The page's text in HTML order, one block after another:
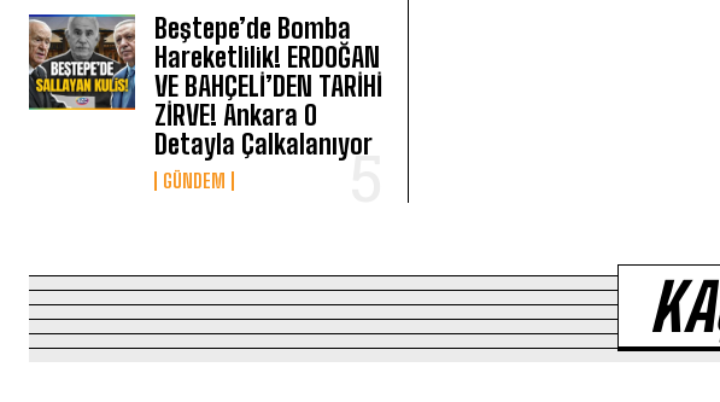
Beştepe’de Bomba
Hareketlilik! ERDOĞAN
VE BAHÇELİ’DEN TARİHİ
ZİRVE! Ankara O
Detayla Çalkalanıyor
GÜNDEM